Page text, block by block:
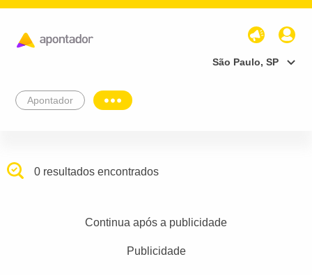
São Paulo, SP
Apontador
0 resultados encontrados
Continua após a publicidade
Publicidade